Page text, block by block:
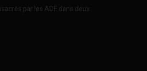
par les ADF dans deux...